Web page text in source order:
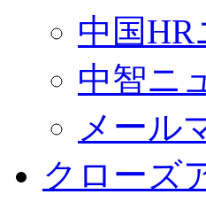
中国HR
中智ニ
メール
クローズ